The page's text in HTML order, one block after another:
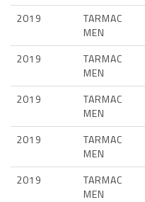
2019
TARMAC
MEN
2019
TARMAC
MEN
2019
TARMAC
MEN
2019
TARMAC
MEN
2019
TARMAC
MEN